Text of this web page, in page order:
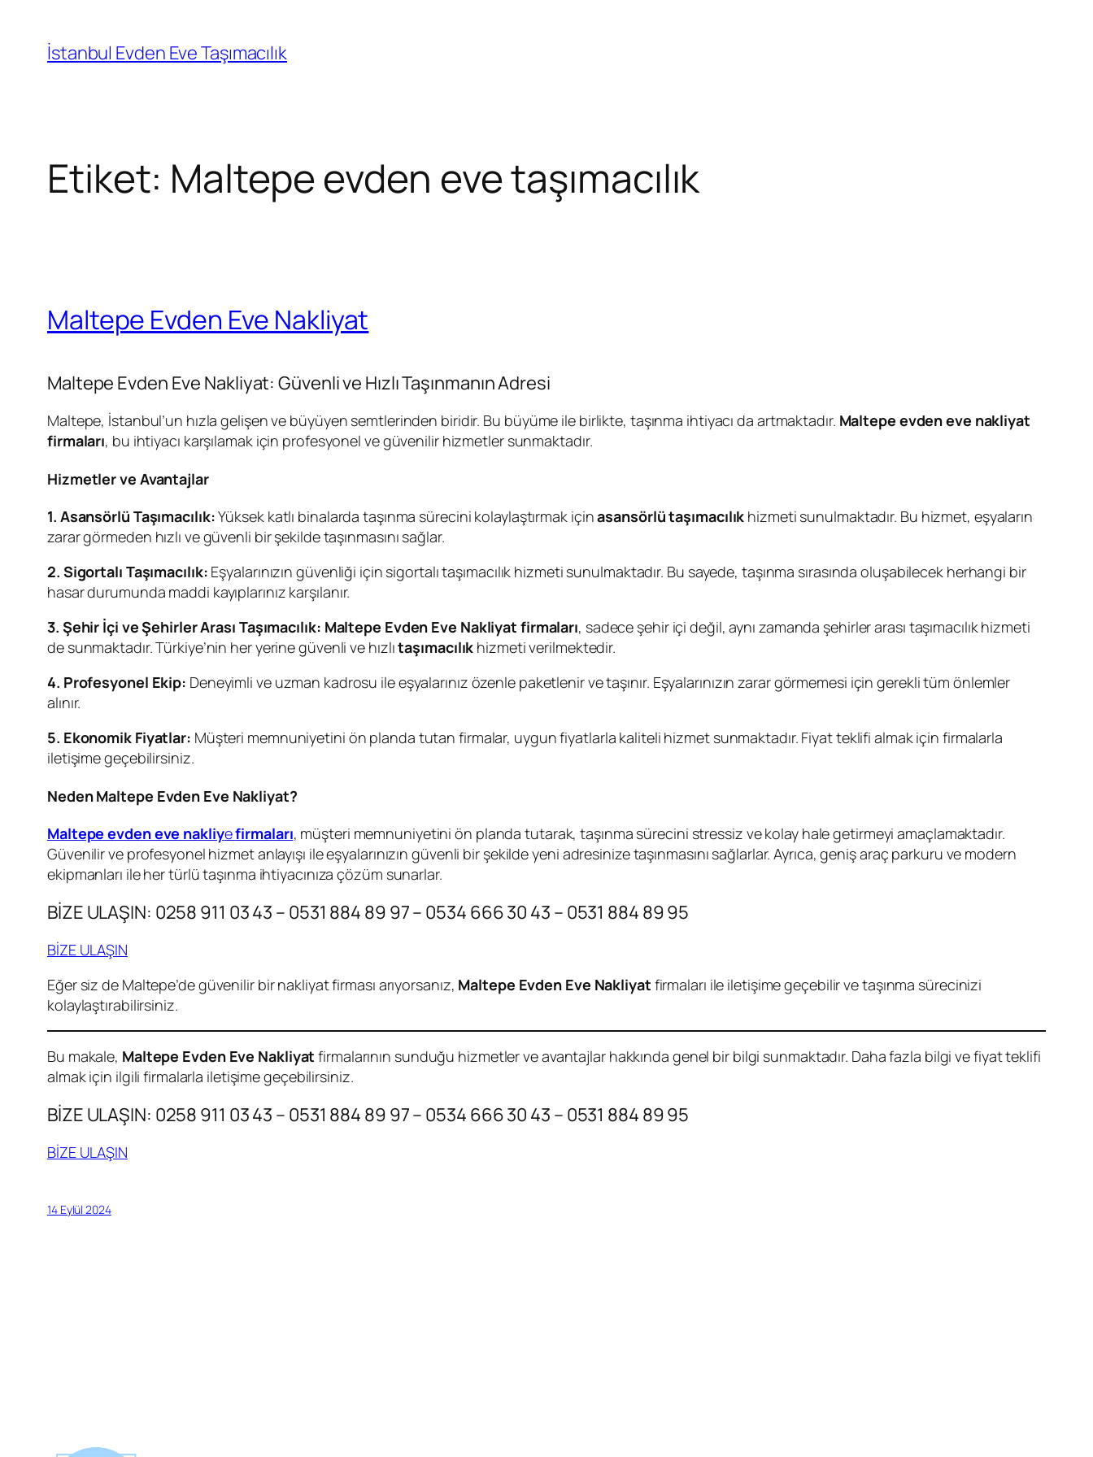
İstanbul Evden Eve Taşımacılık
Etiket: Maltepe evden eve taşımacılık
Maltepe Evden Eve Nakliyat
Maltepe Evden Eve Nakliyat: Güvenli ve Hızlı Taşınmanın Adresi
Maltepe, İstanbul’un hızla gelişen ve büyüyen semtlerinden biridir. Bu büyüme ile birlikte, taşınma ihtiyacı da artmaktadır. Maltepe evden eve nakliyat
firmaları, bu ihtiyacı karşılamak için profesyonel ve güvenilir hizmetler sunmaktadır.
Hizmetler ve Avantajlar
1. Asansörlü Taşımacılık:Yüksek katlı binalarda taşınma sürecini kolaylaştırmak içinasansörlü taşımacılık hizmeti sunulmaktadır. Bu hizmet, eşyaların
zarar görmeden hızlı ve güvenli bir şekilde taşınmasını sağlar.
2. Sigortalı Taşımacılık: Eşyalarınızın güvenliği için sigortalı taşımacılık hizmeti sunulmaktadır. Bu sayede, taşınma sırasında oluşabilecek herhangi bir
hasar durumunda maddi kayıplarınız karşılanır.
3. Şehir İçi ve Şehirler Arası Taşımacılık: Maltepe Evden Eve Nakliyat firmaları, sadece şehir içi değil, aynı zamanda şehirler arası taşımacılık hizmeti
de sunmaktadır. Türkiye’nin her yerine güvenli ve hızlıtaşımacılık hizmeti verilmektedir.
4. Profesyonel Ekip: Deneyimli ve uzman kadrosu ile eşyalarınız özenle paketlenir ve taşınır. Eşyalarınızın zarar görmemesi için gerekli tüm önlemler
alınır.
5. Ekonomik Fiyatlar: Müşteri memnuniyetini ön planda tutan firmalar, uygun fiyatlarla kaliteli hizmet sunmaktadır. Fiyat teklifi almak için firmalarla
iletişime geçebilirsiniz.
Neden Maltepe Evden Eve Nakliyat?
Maltepe evden eve nakliyefirmaları, müşteri memnuniyetini ön planda tutarak, taşınma sürecini stressiz ve kolay hale getirmeyi amaçlamaktadır.
Güvenilir ve profesyonel hizmet anlayışı ile eşyalarınızın güvenli bir şekilde yeni adresinize taşınmasını sağlarlar. Ayrıca, geniş araç parkuru ve modern
ekipmanları ile her türlü taşınma ihtiyacınıza çözüm sunarlar.
BİZE ULAŞIN: 0258 911 03 43 – 0531 884 89 97 – 0534 666 30 43 – 0531 884 89 95
BİZE ULAŞIN
Eğer siz de Maltepe’de güvenilir bir nakliyat firması arıyorsanız, Maltepe Evden Eve Nakliyat firmaları ile iletişime geçebilir ve taşınma sürecinizi
kolaylaştırabilirsiniz.
Bu makale, Maltepe Evden Eve Nakliyat firmalarının sunduğu hizmetler ve avantajlar hakkında genel bir bilgi sunmaktadır. Daha fazla bilgi ve fiyat teklifi
almak için ilgili firmalarla iletişime geçebilirsiniz.
BİZE ULAŞIN: 0258 911 03 43 – 0531 884 89 97 – 0534 666 30 43 – 0531 884 89 95
BİZE ULAŞIN
14 Eylül 2024